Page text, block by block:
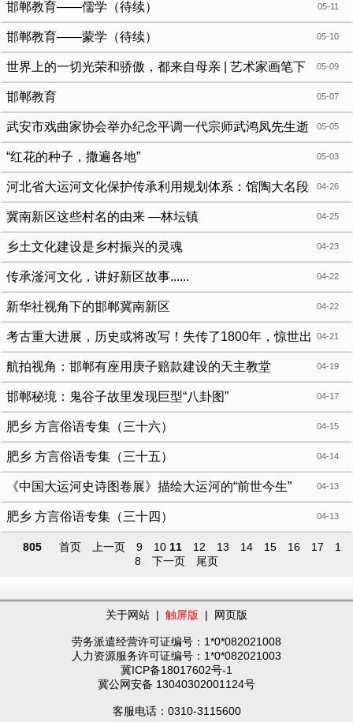
成 05-11
邯郸教育——儒学（待续）
05-10
邯郸教育——蒙学（待续）
05-09
世界上的一切光荣和骄傲，都来自母亲 | 艺术家画笔下
的母爱 05-07
邯郸教育
05-05
武安市戏曲家协会举办纪念平调一代宗师武鸿凤先生逝
世三周年演唱会 05-03
“红花的种子，撒遍各地”
04-26
河北省大运河文化保护传承利用规划体系：馆陶大名段
重点体现“古都家园”景观风貌，2035年河道水系正常年份全
线通水！
04-25
冀南新区这些村名的由来 —林坛镇
04-23
乡土文化建设是乡村振兴的灵魂
04-22
传承滏河文化，讲好新区故事......
04-22
新华社视角下的邯郸冀南新区
04-21
考古重大进展，历史或将改写！失传了1800年，惊世出
土！ 04-19
航拍视角：邯郸有座用庚子赔款建设的天主教堂
04-17
邯郸秘境：鬼谷子故里发现巨型“八卦图”
04-15
肥乡 方言俗语专集（三十六）
04-14
肥乡 方言俗语专集（三十五）
04-13
《中国大运河史诗图卷展》描绘大运河的“前世今生”
04-13
肥乡 方言俗语专集（三十四）
805 首页 上一页 9 10 11 12 13 14 15 16 17
1
8
下一页 尾页
关于网站 | 触屏版 | 网页版
劳务派遣经营许可证编号：1*0*082021008
人力资源服务许可证编号：1*0*082021003
冀ICP备18017602号-1
冀公网安备 13040302001124号
客服电话：0310-3115600